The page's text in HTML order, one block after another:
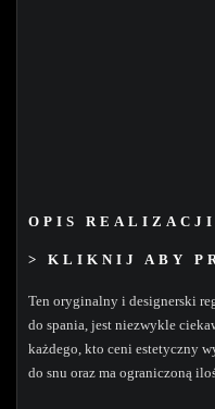
OPIS REALIZACJI
> KLIKNIJ ABY
Ten oryginalny i designerski
do spania, jest niezwykle
każdego, kto ceni estetyczny
do snu oraz ma ograniczoną